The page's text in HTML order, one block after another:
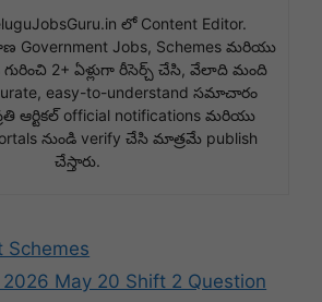
లో Content Editor.
Government Jobs, Schemes మరియు
గురించి 2+ ఏళ్లుగా రీసెర్చ్ చేసి, వేలాది మంది
easy-to-understand సమాచారం
ఆర్టికల్ official notifications మరియు
నుండి verify చేసి మాత్రమే publish
చేస్తారు.
Schemes
2026 May 20 Shift 2 Question